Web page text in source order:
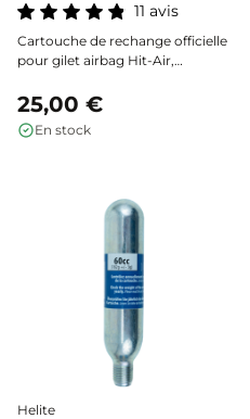
11 avis
Cartouche de rechange officielle
pour gilet airbag Hit-Air,
déclenchement. Choisissez la
contenance adaptée à la taille de
votre gilet en consultant le guide.
25,00 €
En stock
Helite